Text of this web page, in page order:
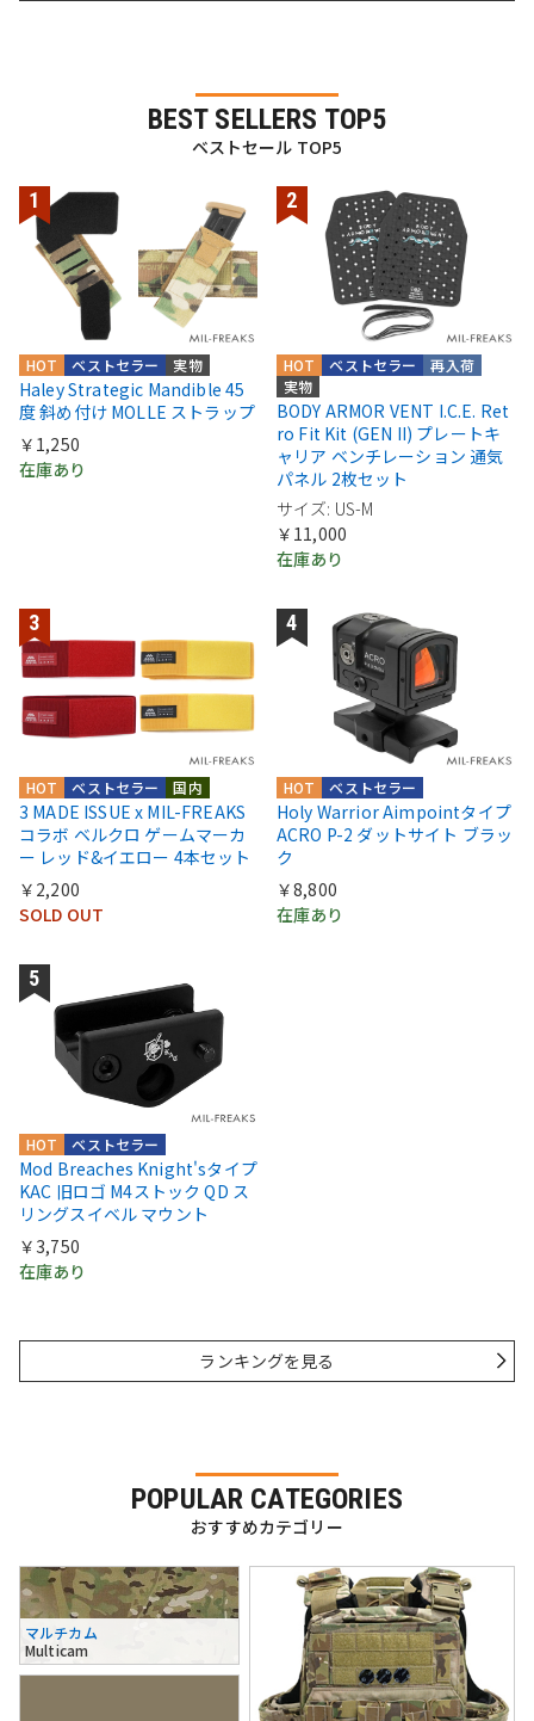
BEST SELLERS TOP5
ベストセール TOP5
実物
ベストセラー
HOT
Haley Strategic Mandible 45
度 斜め付け MOLLE ストラップ
￥1,250
在庫あり
実物
再入荷
ベストセラー
HOT
BODY ARMOR VENT I.C.E. Ret
ro Fit Kit (GEN II) プレートキ
ャリア ベンチレーション 通気
パネル 2枚セット
サイズ: US-M
￥11,000
在庫あり
国内
ベストセラー
HOT
3 MADE ISSUE x MIL-FREAKS
コラボ ベルクロ ゲームマーカ
ー レッド&イエロー 4本セット
￥2,200
SOLD OUT
ベストセラー
HOT
Holy Warrior Aimpointタイプ
ACRO P-2 ダットサイト ブラッ
ク
￥8,800
在庫あり
ベストセラー
HOT
Mod Breaches Knight'sタイプ
KAC 旧ロゴ M4ストック QD ス
リングスイベル マウント
￥3,750
在庫あり
ランキングを見る
POPULAR CATEGORIES
おすすめカテゴリー
マルチカム
Multicam